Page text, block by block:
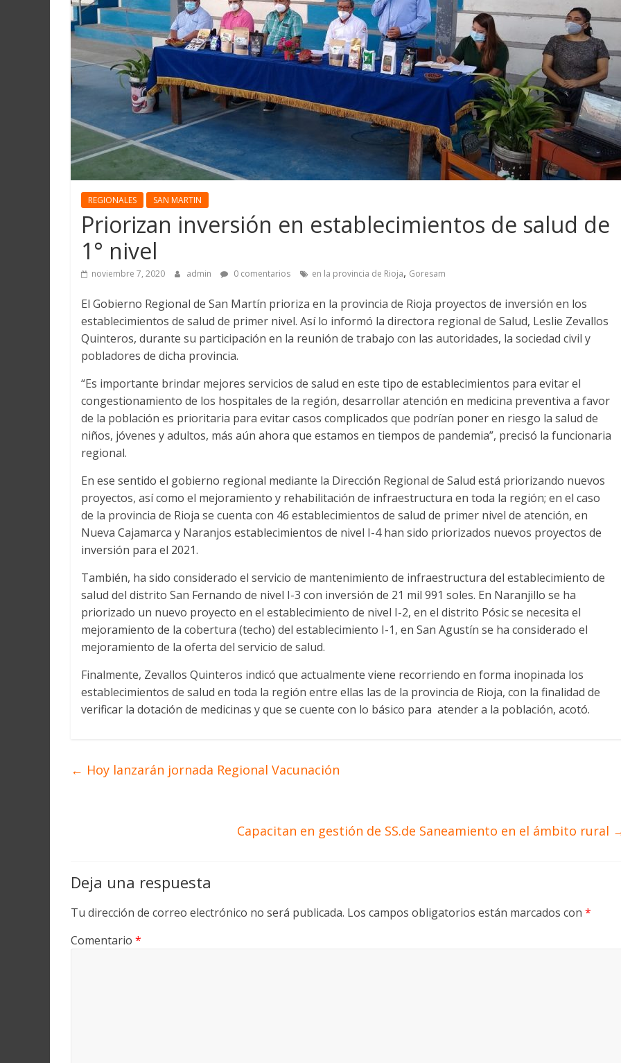
Martín
y
Loreto
REGIONALES SAN MARTIN
Priorizan inversión en establecimientos de salud de
1° nivel
noviembre 7, 2020 admin 0 comentarios en la provincia de Rioja, Goresam
El Gobierno Regional de San Martín prioriza en la provincia de Rioja proyectos de inversión en los
establecimientos de salud de primer nivel. Así lo informó la directora regional de Salud, Leslie Zevallos
Quinteros, durante su participación en la reunión de trabajo con las autoridades, la sociedad civil y
pobladores de dicha provincia.
“Es importante brindar mejores servicios de salud en este tipo de establecimientos para evitar el
congestionamiento de los hospitales de la región, desarrollar atención en medicina preventiva a favor
de la población es prioritaria para evitar casos complicados que podrían poner en riesgo la salud de
niños, jóvenes y adultos, más aún ahora que estamos en tiempos de pandemia”, precisó la funcionaria
regional.
En ese sentido el gobierno regional mediante la Dirección Regional de Salud está priorizando nuevos
proyectos, así como el mejoramiento y rehabilitación de infraestructura en toda la región; en el caso
de la provincia de Rioja se cuenta con 46 establecimientos de salud de primer nivel de atención, en
Nueva Cajamarca y Naranjos establecimientos de nivel I-4 han sido priorizados nuevos proyectos de
inversión para el 2021.
También, ha sido considerado el servicio de mantenimiento de infraestructura del establecimiento de
salud del distrito San Fernando de nivel I-3 con inversión de 21 mil 991 soles. En Naranjillo se ha
priorizado un nuevo proyecto en el establecimiento de nivel I-2, en el distrito Pósic se necesita el
mejoramiento de la cobertura (techo) del establecimiento I-1, en San Agustín se ha considerado el
mejoramiento de la oferta del servicio de salud.
Finalmente, Zevallos Quinteros indicó que actualmente viene recorriendo en forma inopinada los
establecimientos de salud en toda la región entre ellas las de la provincia de Rioja, con la finalidad de
verificar la dotación de medicinas y que se cuente con lo básico para atender a la población, acotó.
← Hoy lanzarán jornada Regional Vacunación
Capacitan en gestión de SS.de Saneamiento en el ámbito rural
Deja una respuesta
Tu dirección de correo electrónico no será publicada. Los campos obligatorios están marcados con *
Comentario *